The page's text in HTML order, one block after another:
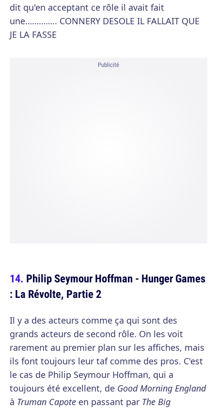
dit qu'en acceptant ce rôle il avait fait
une………….. CONNERY DESOLE IL FALLAIT QUE
JE LA FASSE
Publicité
Philip Seymour Hoffman - Hunger Games
: La Révolte, Partie 2
Il y a des acteurs comme ça qui sont des
grands acteurs de second rôle. On les voit
rarement au premier plan sur les affiches, mais
ils font toujours leur taf comme des pros. C'est
le cas de Philip Seymour Hoffman, qui a
toujours été excellent, de Good Morning England
à Truman Capote en passant par The Big